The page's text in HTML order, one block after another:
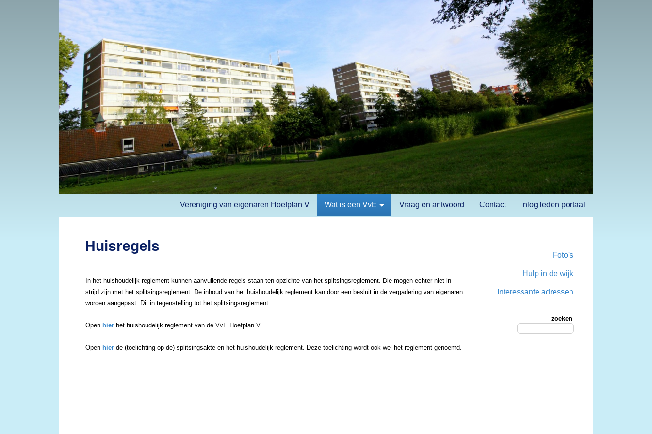
Vereniging van eigenaren Hoefplan V Wat is een VvE Vraag en antwoord Contact Inlog leden portaal
Foto's
Hulp in de wijk
Interessante adressen
zoeken
Huisregels
In het huishoudelijk reglement kunnen aanvullende regels staan ten opzichte van het splitsingsreglement. Die mogen echter niet in
strijd zijn met het splitsingsreglement. De inhoud van het huishoudelijk reglement kan door een besluit in de vergadering van eigenaren
worden aangepast. Dit in tegenstelling tot het splitsingsreglement.
Open hier het huishoudelijk reglement van de VvE Hoefplan V.
Open hierde (toelichting op de) splitsingsakte en het huishoudelijk reglement. Deze toelichting wordt ook wel het reglement genoemd.